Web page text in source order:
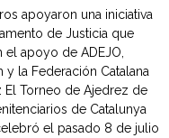
apoyaron una iniciativa
de Justicia que
el apoyo de ADEJO,
y la Federación Catalana
El Torneo de Ajedrez de
de Catalunya
el pasado 8 de julio